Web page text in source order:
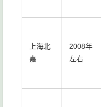
上海北
嘉
2008年
左右